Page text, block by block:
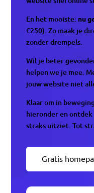
En het mooiste: nu
€250). Zo maak je
zonder drempels.
Wil je beter
helpen we je mee.
jouw website niet
Klaar om in
hieronder en
straks uitziet. Tot
Gratis